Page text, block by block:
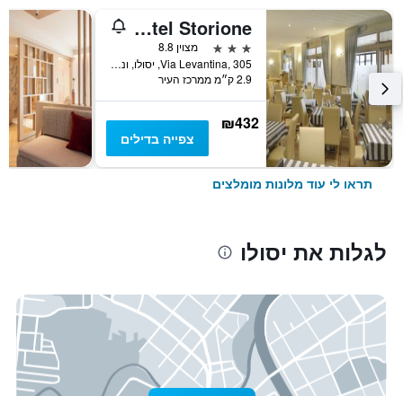
Hotel Storione
3 כוכבים
מצוין 8.8
Via Levantina, 305, יסולו, ונטו, איטליה
2.9 ק״מ ממרכז העיר
₪432
צפייה בדילים
תראו לי עוד מלונות מומלצים
לגלות את יסולו